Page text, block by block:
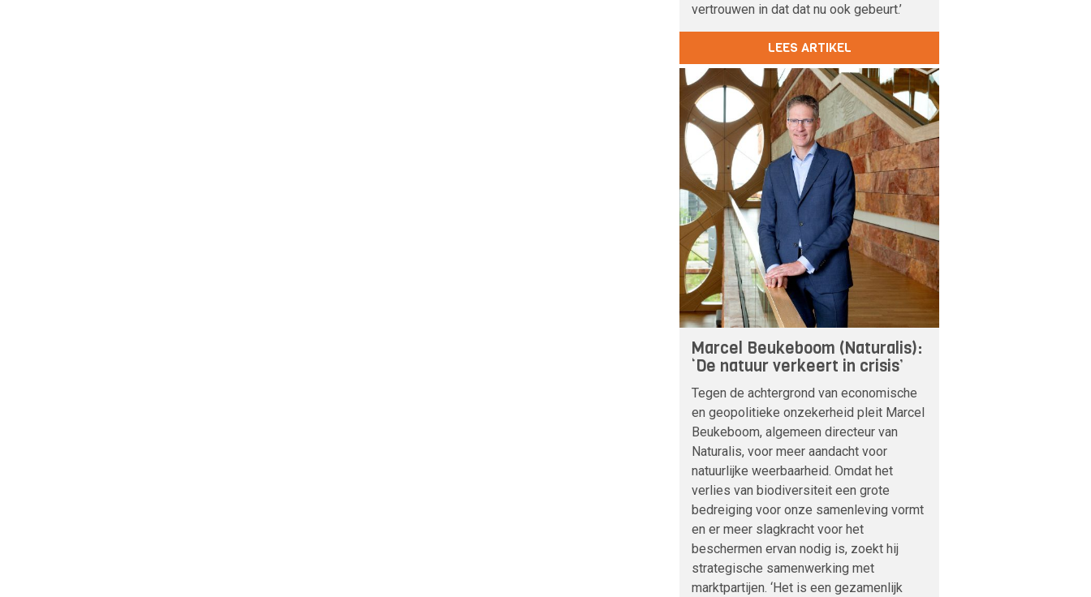
vertrouwen in dat dat nu ook gebeurt.’
LEES ARTIKEL
Marcel Beukeboom (Naturalis):
‘De natuur verkeert in crisis’
Tegen de achtergrond van economische
en geopolitieke onzekerheid pleit Marcel
Beukeboom, algemeen directeur van
Naturalis, voor meer aandacht voor
natuurlijke weerbaarheid. Omdat het
verlies van biodiversiteit een grote
bedreiging voor onze samenleving vormt
en er meer slagkracht voor het
beschermen ervan nodig is, zoekt hij
strategische samenwerking met
marktpartijen. ‘Het is een gezamenlijk